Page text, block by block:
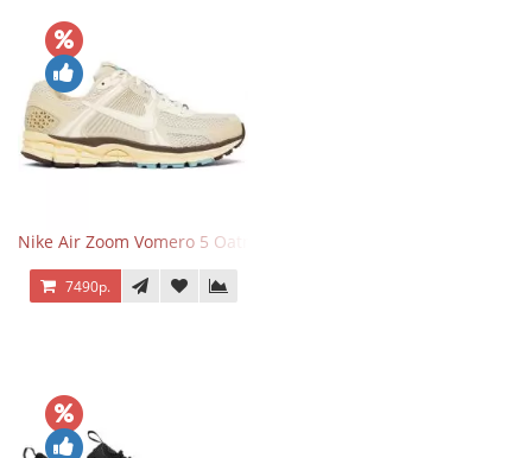
Nike Air Zoom Vomero 5 Oatmeal
7490р.